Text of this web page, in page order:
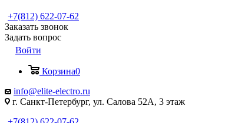
+7(812) 622-07-62
Заказать звонок
Задать вопрос
Войти
Корзина0
info@elite-electro.ru
г. Санкт-Петербург, ул. Салова 52А, 3 этаж